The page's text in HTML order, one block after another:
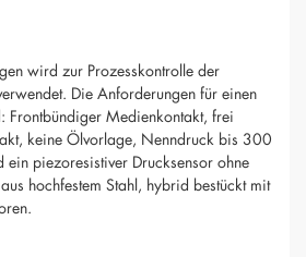
wird zur Prozesskontrolle der
Die Anforderungen für einen
Frontbündiger Medienkontakt, frei
keine Ölvorlage, Nenndruck bis 300
piezoresistiver Drucksensor ohne
hochfestem Stahl, hybrid bestückt mit